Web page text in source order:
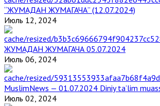
“ЖУМАДАН ЖУМАГАЧА” (12.07.2024)
Июль 12, 2024
ЖУМАДАН ЖУМАГАЧА 05.07.2024
Июль 06, 2024
MuslimNews — 01.07.2024 Diniy ta’lim
Июль 02, 2024